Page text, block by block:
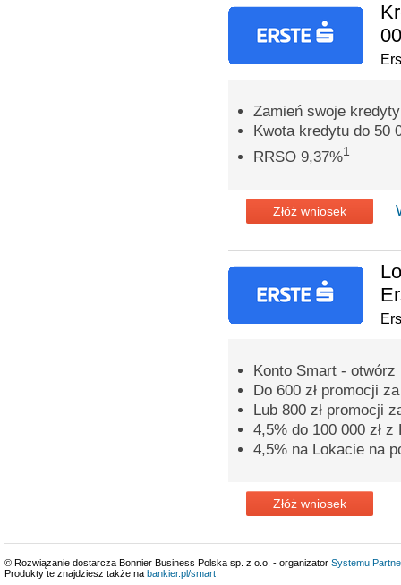
Zamień swoje
Kwota kredytu do 50
RRSO 9,37%1
Złóż wniosek
Konto Smart -
Do 600 zł promocji
Lub 800 zł promocji
4,5% do 100 000 zł
4,5% na Lokacie na
Złóż wniosek
© Rozwiązanie dostarcza Bonnier Business Polska sp. z o.o. - organizator Systemu
Produkty te znajdziesz także na bankier.pl/smart